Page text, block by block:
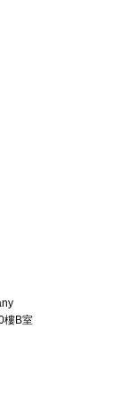
樓B室